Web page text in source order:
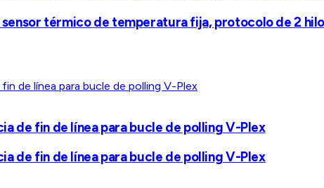
térmico de temperatura fija, protocolo de 2
de fin de línea para bucle de polling V-Plex
de fin de línea para bucle de polling V-Plex